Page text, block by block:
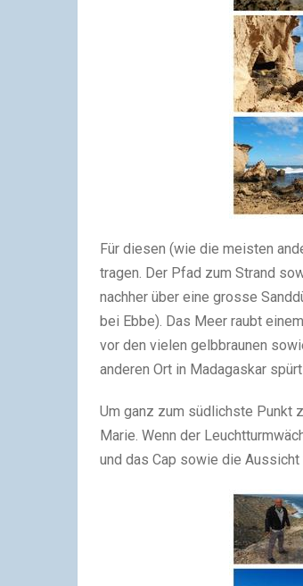
Für diesen (wie die meisten
tragen. Der Pfad zum Strand
nachher über eine grosse
bei Ebbe). Das Meer raubt
vor den vielen gelbbraunen
anderen Ort in Madagaskar
Um ganz zum südlichste Punkt
Marie. Wenn der
und das Cap sowie die